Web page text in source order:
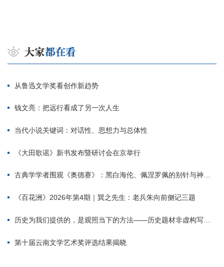
从鲁迅文学奖看创作新趋势
钱文亮：把远行看成了另一次人生
当代小说关键词：对话性、思想力与总体性
《大田歌谣》新书发布暨研讨会在京举行
古典学学者围观《奥德赛》：黑白海伦、佩涅罗佩的别针与神秘入侵者
《百花洲》2026年第4期｜巽之先生：老兵朱向前侧记三题
历史为我们提供的，是观照当下的方法——历史题材非虚构写作多人谈
第十届云南文学艺术奖评选结果揭晓